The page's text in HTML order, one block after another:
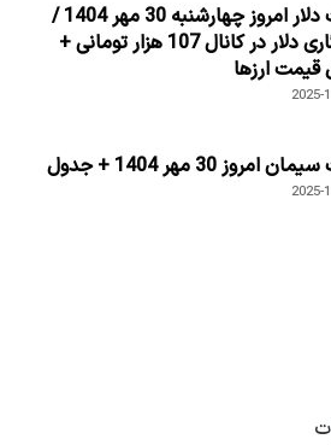
قیمت دلار امروز چهارشنبه 30 مهر 1404 /
ماندگاری دلار در کانال 107 هزار تومانی +
ارزها
2025-
امروز 30 مهر 1404 + جدول
2025-